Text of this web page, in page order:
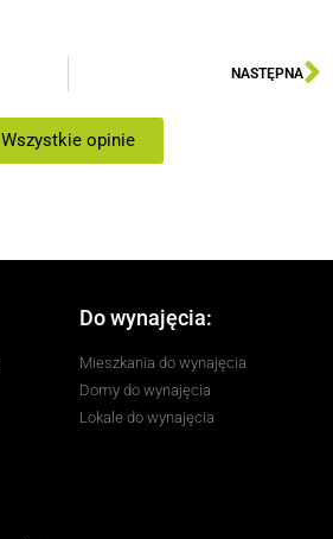
NASTĘPNA
Wszystkie opinie
Do wynajęcia:
Mieszkania do wynajęcia
Domy do wynajęcia
Lokale do wynajęcia